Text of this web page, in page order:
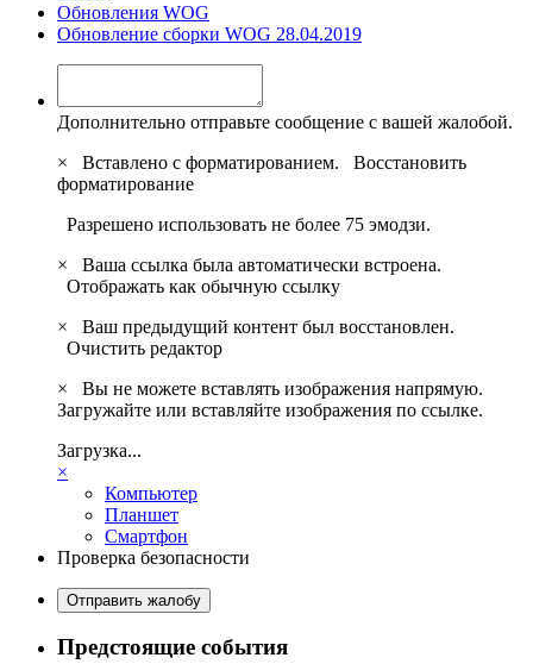
Обновления WOG
Обновление сборки WOG 28.04.2019
Дополнительно отправьте сообщение с вашей жалобой.
×
Вставлено с форматированием. Восстановить
форматирование
Разрешено использовать не более 75 эмодзи.
×
Ваша ссылка была автоматически встроена.
Отображать как обычную ссылку
×
Ваш предыдущий контент был восстановлен.
Очистить редактор
×
Вы не можете вставлять изображения напрямую.
Загружайте или вставляйте изображения по ссылке.
Загрузка...
×
Компьютер
Планшет
Смартфон
Проверка безопасности
Отправить жалобу
Предстоящие события